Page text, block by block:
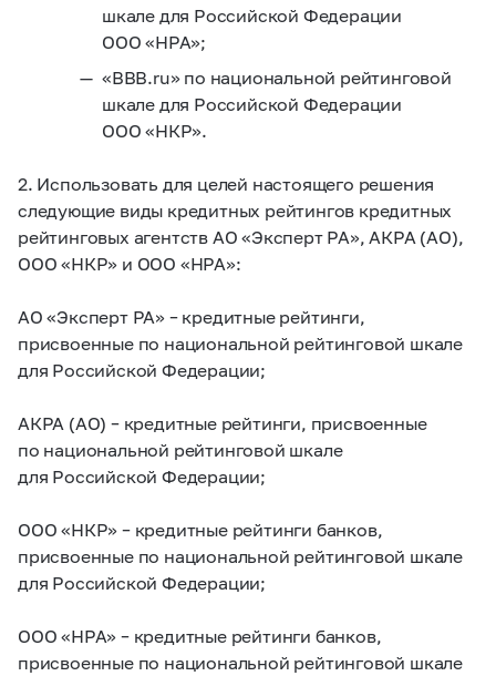
шкале для Российской Федерации
ООО «НРА»;
«BBB.ru» по национальной рейтинговой
шкале для Российской Федерации
ООО «НКР».
2. Использовать для целей настоящего решения
следующие виды кредитных рейтингов кредитных
рейтинговых агентств АО «Эксперт РА», АКРА (АО),
ООО «НКР» и ООО «НРА»:
АО «Эксперт РА» – кредитные рейтинги,
присвоенные по национальной рейтинговой шкале
для Российской Федерации;
АКРА (АО) – кредитные рейтинги, присвоенные
по национальной рейтинговой шкале
для Российской Федерации;
ООО «НКР» – кредитные рейтинги банков,
присвоенные по национальной рейтинговой шкале
для Российской Федерации;
ООО «НРА» – кредитные рейтинги банков,
присвоенные по национальной рейтинговой шкале